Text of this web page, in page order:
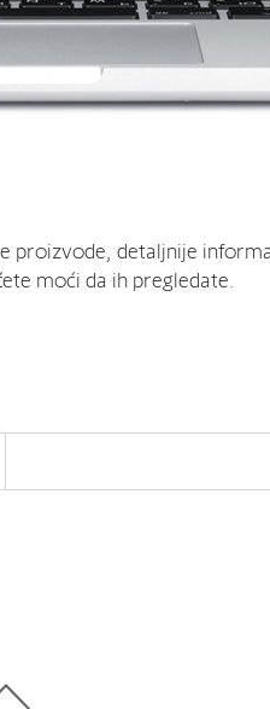
detaljnije
moći da ih pregledate.